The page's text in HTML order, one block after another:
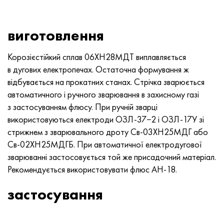
виготовлення
Корозієстійкий сплав 06ХН28МДТ виплавляється
в дугових електропечах. Остаточна формування ж
відбувається на прокатних станах. Стрічка зварюється
автоматичного і ручного зварювання в захисному газі
з застосуванням флюсу. При ручній зварці
використовуються електроди ОЗЛ-37−2 і ОЗЛ-17У зі
стрижнем з зварювального дроту Св-03ХН25МДГ або
Св-02ХН25МДГБ. При автоматичної електродугової
зварюванні застосовується той же присадочний матеріал.
Рекомендується використовувати флюс АН-18.
застосування